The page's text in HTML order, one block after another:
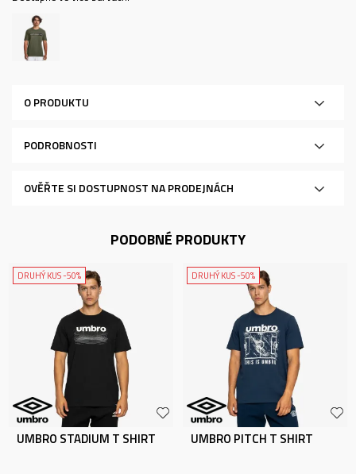
O PRODUKTU
PODROBNOSTI
OVĚŘTE SI DOSTUPNOST NA PRODEJNÁCH
PODOBNÉ PRODUKTY
DRUHÝ KUS -50%
UMBRO STADIUM T SHIRT
DRUHÝ KUS -50%
UMBRO PITCH T SHIRT